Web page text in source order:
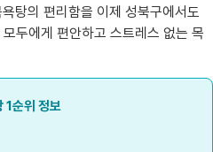
탕의 편리함을 이제 성북구에서도
두에게 편안하고 스트레스 없는 목
1순위 정보